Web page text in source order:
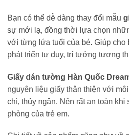
Bạn có thể dễ dàng thay đổi mẫu
sự mới lạ, đồng thời lựa chọn
với từng lứa tuổi của bé. Giúp cho
phát triển tư duy, trí tưởng tượng
Giấy dán tường Hàn Quốc
nguyên liệu giấy thân thiện với
chì, thủy ngân. Nên rất an toàn khi
phòng của trẻ em.